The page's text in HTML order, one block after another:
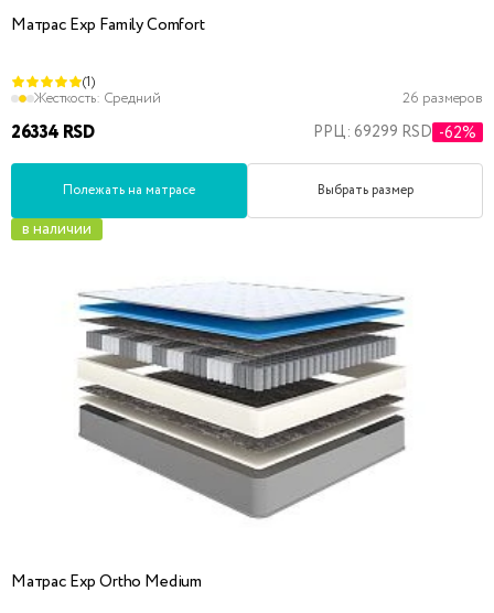
Матрас Exp Family Comfort
(1)
Жесткость: Средний 26 размеров
26334 RSD РРЦ: 69299 RSD -62%
Полежать на матрасе Выбрать размер
в наличии
Матрас Exp Ortho Medium